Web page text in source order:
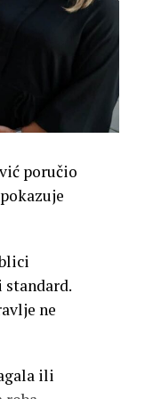
poručio
ne
ili